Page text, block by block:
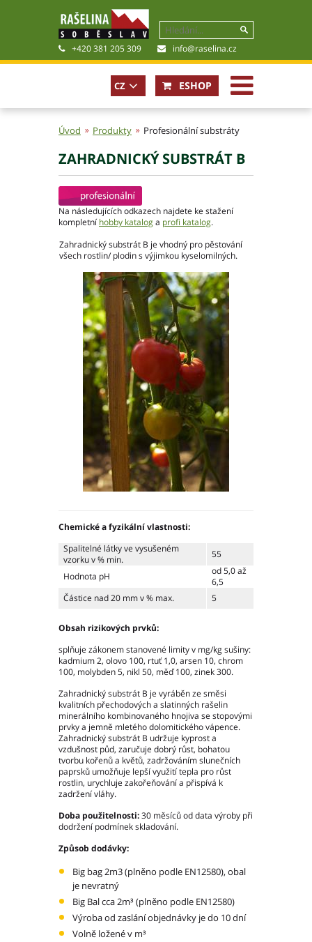
+420 381 205 309 info@raselina.cz
Historie, současnost
Politika společnosti
Obchodní podmínky
Pro akcionáře
Certifikáty
Soubory ke stažení
Ochrana osobních údajů – GDPR
Hlavní město Praha
Středočeský kraj
Jihočeský kraj
Karlovarský kraj
Liberecký kraj
Pardubický kraj
Kraj Vysočina
Jihomoravský kraj
Zlínský kraj
Slovenská republika
Akce pivovaru
O pivovaru
Slavnostní otevření
Druhy piva
Základní kontaktní údaje
Lidé ve firmě
Výrobní závody
Zahradní centra a podnikové prodejny
CZ
EN
ESHOP
Úvod Produkty Profesionální substráty
ZAHRADNICKÝ SUBSTRÁT B
Na následujících odkazech najdete ke stažení
kompletní hobby kataloga profi katalog.
Zahradnický substrát B je vhodný pro pěstování
všech rostlin/ plodin s výjimkou kyselomilných.
Chemické a fyzikální vlastnosti:
Spalitelné látky ve vysušeném
vzorku v % min.
55
Hodnota pH
od 5,0 až
6,5
Částice nad 20 mm v % max.
5
Obsah rizikových prvků:
splňuje zákonem stanovené limity v mg/kg sušiny:
kadmium 2, olovo 100, rtuť 1,0, arsen 10, chrom
100, molybden 5, nikl 50, měď 100, zinek 300.
Zahradnický substrát B je vyráběn ze směsi
kvalitních přechodových a slatinných rašelin
minerálního kombinovaného hnojiva se stopovými
prvky a jemně mletého dolomitického vápence.
Zahradnický substrát B udržuje kyprost a
vzdušnost půd, zaručuje dobrý růst, bohatou
tvorbu kořenů a květů, zadržováním slunečních
paprsků umožňuje lepší využití tepla pro růst
rostlin, urychluje zakořeňování a přispívá k
zadržení vláhy.
Doba použitelnosti:30 měsíců od data výroby při
dodržení podmínek skladování.
Způsob dodávky:
Big bag 2m3 (plněno podle EN12580), obal
je nevratný
Big Bal cca 2m³ (plněno podle EN12580)
Výroba od zaslání objednávky je do 10 dní
Volně ložené v m³